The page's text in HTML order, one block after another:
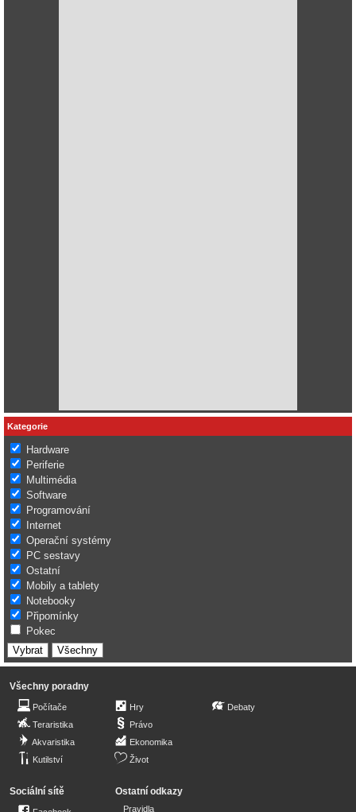
Kategorie
Hardware
Periferie
Multimédia
Software
Programování
Internet
Operační systémy
PC sestavy
Ostatní
Mobily a tablety
Notebooky
Připomínky
Pokec
Všechny poradny
Počítače
Teraristika
Akvaristika
Kutilství
Hry
Právo
Ekonomika
Život
Debaty
Sociální sítě Ostatní odkazy
Pravidla